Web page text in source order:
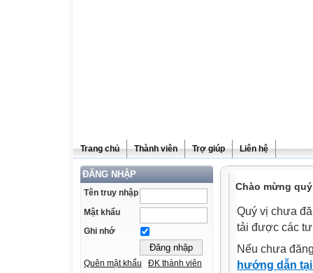
Trang chủ Thành viên Trợ giúp Liên hệ
ĐĂNG NHẬP
Tên truy nhập
Mật khẩu
Ghi nhớ
Quên mật khẩu ĐK thành viên
Chào mừng
Quý vị chưa
tải được các
Nếu chưa
hướng dẫn